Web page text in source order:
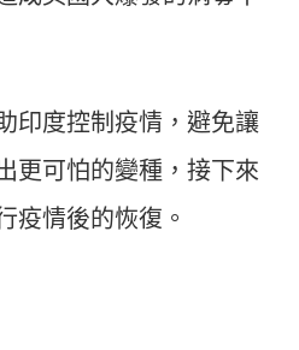
印度控制疫情，避免讓
更可怕的變種，接下來
疫情後的恢復。